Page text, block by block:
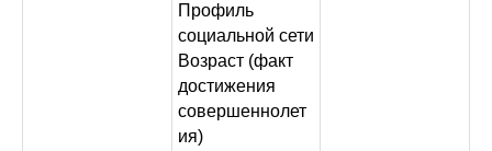
Профиль
социальной сети
Возраст (факт
достижения
совершеннолет
ия)